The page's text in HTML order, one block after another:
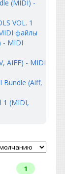
(MIDI) -
VOL. 1
файлы
- MIDI
AIFF) - MIDI
Bundle (Aiff,
1 (MIDI,
1